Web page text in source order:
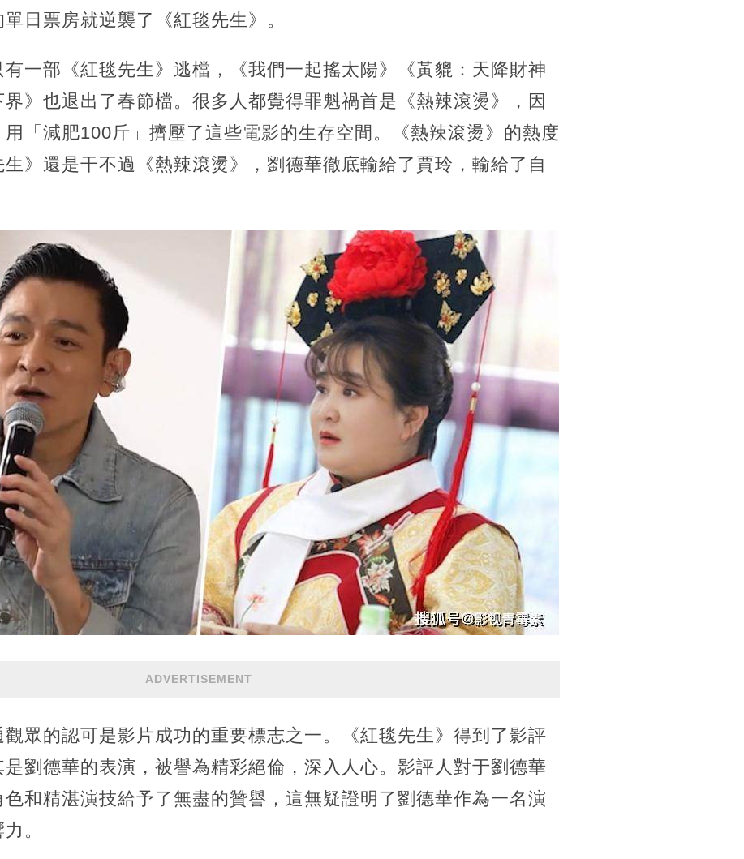
日票房就逆襲了《紅毯先生》。
一部《紅毯先生》逃檔，《我們一起搖太陽》《黃貔：天降財神
》也退出了春節檔。很多人都覺得罪魁禍首是《熱辣滾燙》，因
「減肥100斤」擠壓了這些電影的生存空間。《熱辣滾燙》的熱度
》還是干不過《熱辣滾燙》，劉德華徹底輸給了賈玲，輸給了自
ADVERTISEMENT
眾的認可是影片成功的重要標志之一。《紅毯先生》得到了影評
劉德華的表演，被譽為精彩絕倫，深入人心。影評人對于劉德華
和精湛演技給予了無盡的贊譽，這無疑證明了劉德華作為一名演
。